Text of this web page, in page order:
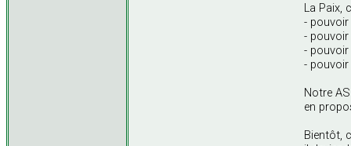
La Paix,
-
-
- pouvoir
- pouvoir
Notre
en
Bientôt,